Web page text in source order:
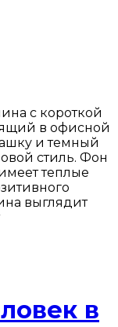
с короткой
в офисной
и темный
стиль. Фон
теплые
выглядит
в